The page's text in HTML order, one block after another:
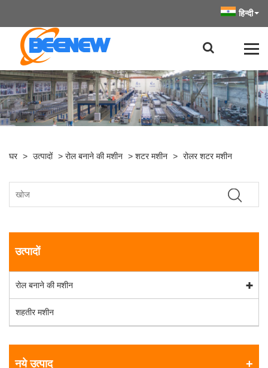
हिन्दी
घर > उत्पादों > रोल बनाने की मशीन > शटर मशीन > रोलर शटर मशीन
उत्पादों
रोल बनाने की मशीन
शहतीर मशीन
नये उत्पाद